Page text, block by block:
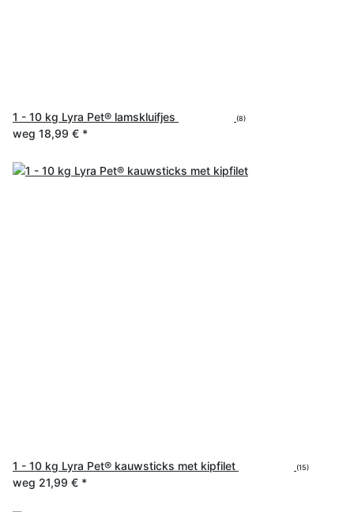
1 - 10 kg Lyra Pet® lamskluifjes (8)
weg 18,99 € *
1 - 10 kg Lyra Pet® kauwsticks met kipfilet (15)
weg 21,99 € *